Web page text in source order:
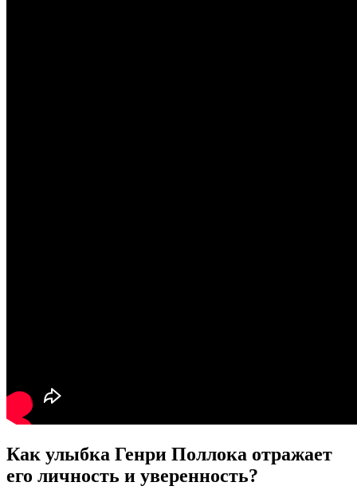
Как улыбка Генри Поллока отражает
его личность и уверенность?